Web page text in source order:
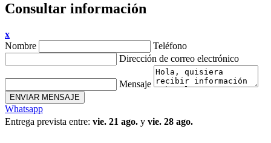
Consultar información
x
Nombre
Teléfono
Dirección de correo electrónico
Mensaje
ENVIAR MENSAJE
Whatsapp
Entrega prevista entre: vie. 21 ago. y vie. 28 ago.